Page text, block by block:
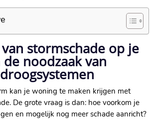
stormschade op je
noodzaak van
kan je woning te maken krijgen met
De grote vraag is dan: hoe voorkom je
en mogelijk nog meer schade aanricht?